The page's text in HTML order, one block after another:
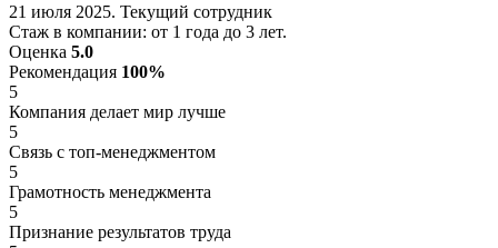
21 июля 2025. Текущий сотрудник
Стаж в компании: от 1 года до 3 лет.
Оценка 5.0
Рекомендация 100%
5
Компания делает мир лучше
5
Связь с топ-менеджментом
5
Грамотность менеджмента
5
Признание результатов труда